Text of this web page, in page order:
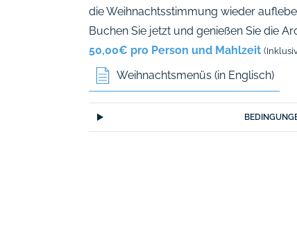
die Weihnachtsstimmung wieder
Buchen Sie jetzt und genießen Sie die
50,00€ pro Person und Mahlzeit
Weihnachtsmenüs (in Englisch)